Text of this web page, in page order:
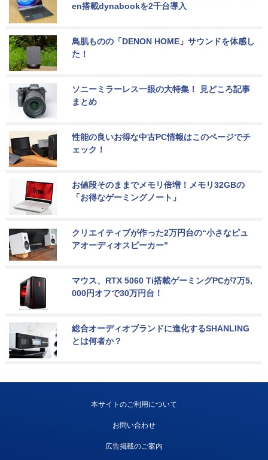
en搭載dynabookを2千台導入
鳥肌ものの「DENON HOME」サウンドを体感し
た！
ソニーミラーレス一眼の大特集！ 見どころ記事
まとめ
性能の良いお得な中古PC情報はこのページでチ
ェック！
お値段そのままでメモリ倍増！メモリ32GBの
「お得なゲーミングノート」
クリエイティブが作った2万円台の“小さなピュ
アオーディオスピーカー”
マウス、RTX 5060 Ti搭載ゲーミングPCが7万5,
000円オフで30万円台！
総合オーディオブランドに進化するSHANLING
とは何者か？
本サイトのご利用について
お問い合わせ
広告掲載のご案内